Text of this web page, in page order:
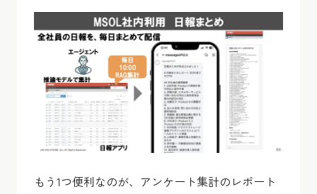
もう1つ便利なのが、アンケート集計のレポート